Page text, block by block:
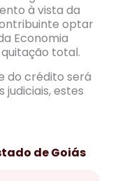
à vista da
optar
Economia
total.
do crédito será
judiciais, estes
de Goiás